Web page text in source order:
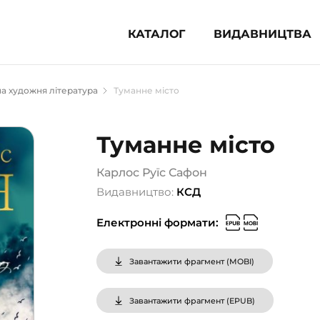
КАТАЛОГ ВИДАВНИЦТВА
література (1854)
для підлітків (240)
популярна література (1015)
література та посібники
довідники, словники
сертифікати (1)
художня література Туманне місто
Туманне місто
Карлос Руїс Сафон
Видавництво: КСД
Електронні формати:
Завантажити фрагмент (MOBI)
Завантажити фрагмент (EPUB)